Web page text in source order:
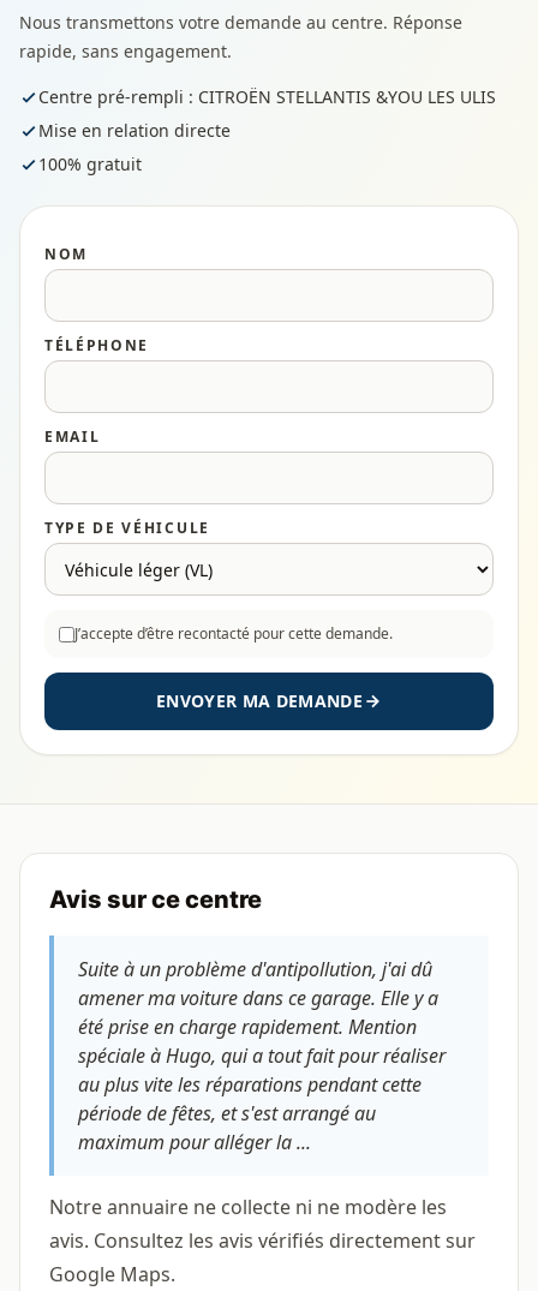
Nous transmettons votre demande au centre. Réponse
rapide, sans engagement.
Centre pré-rempli : CITROËN STELLANTIS &YOU LES ULIS
Mise en relation directe
100% gratuit
NOM
TÉLÉPHONE
EMAIL
TYPE DE VÉHICULE
J’accepte d’être recontacté pour cette demande.
ENVOYER MA DEMANDE
Avis sur ce centre
Suite à un problème d'antipollution, j'ai dû
amener ma voiture dans ce garage. Elle y a
été prise en charge rapidement. Mention
spéciale à Hugo, qui a tout fait pour réaliser
au plus vite les réparations pendant cette
période de fêtes, et s'est arrangé au
maximum pour alléger la ...
Notre annuaire ne collecte ni ne modère les
avis. Consultez les avis vérifiés directement sur
Google Maps.